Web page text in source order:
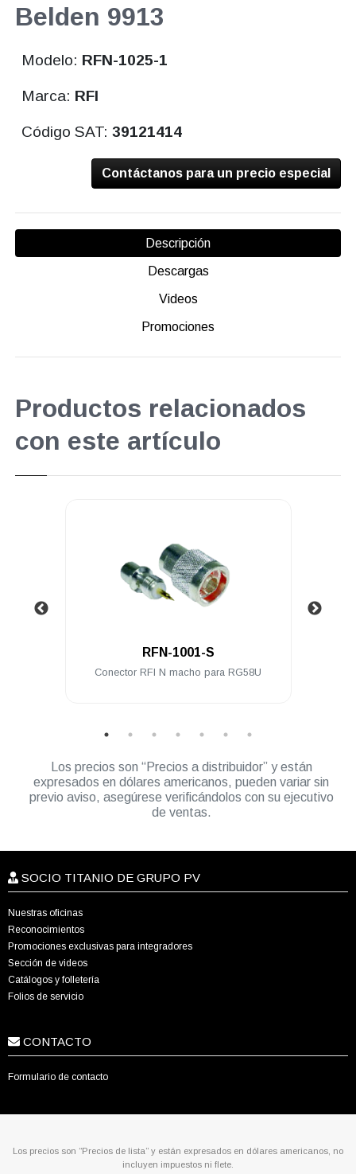
Belden 9913
Modelo: RFN-1025-1
Marca: RFI
Código SAT:39121414
Contáctanos para un precio especial
Descripción
Descargas
Videos
Promociones
Productos relacionados
con este artículo
RFN-1001-S
Conector RFI N macho para RG58U
Los precios son “Precios a distribuidor” y están
expresados en dólares americanos, pueden variar sin
previo aviso, asegúrese verificándolos con su ejecutivo
de ventas.
SOCIO TITANIO DE GRUPO PV
Nuestras oficinas
Reconocimientos
Promociones exclusivas para integradores
Sección de videos
Catálogos y folletería
Folios de servicio
CONTACTO
Formulario de contacto
Los precios son “Precios de lista” y están expresados en dólares americanos, no
incluyen impuestos ni flete.